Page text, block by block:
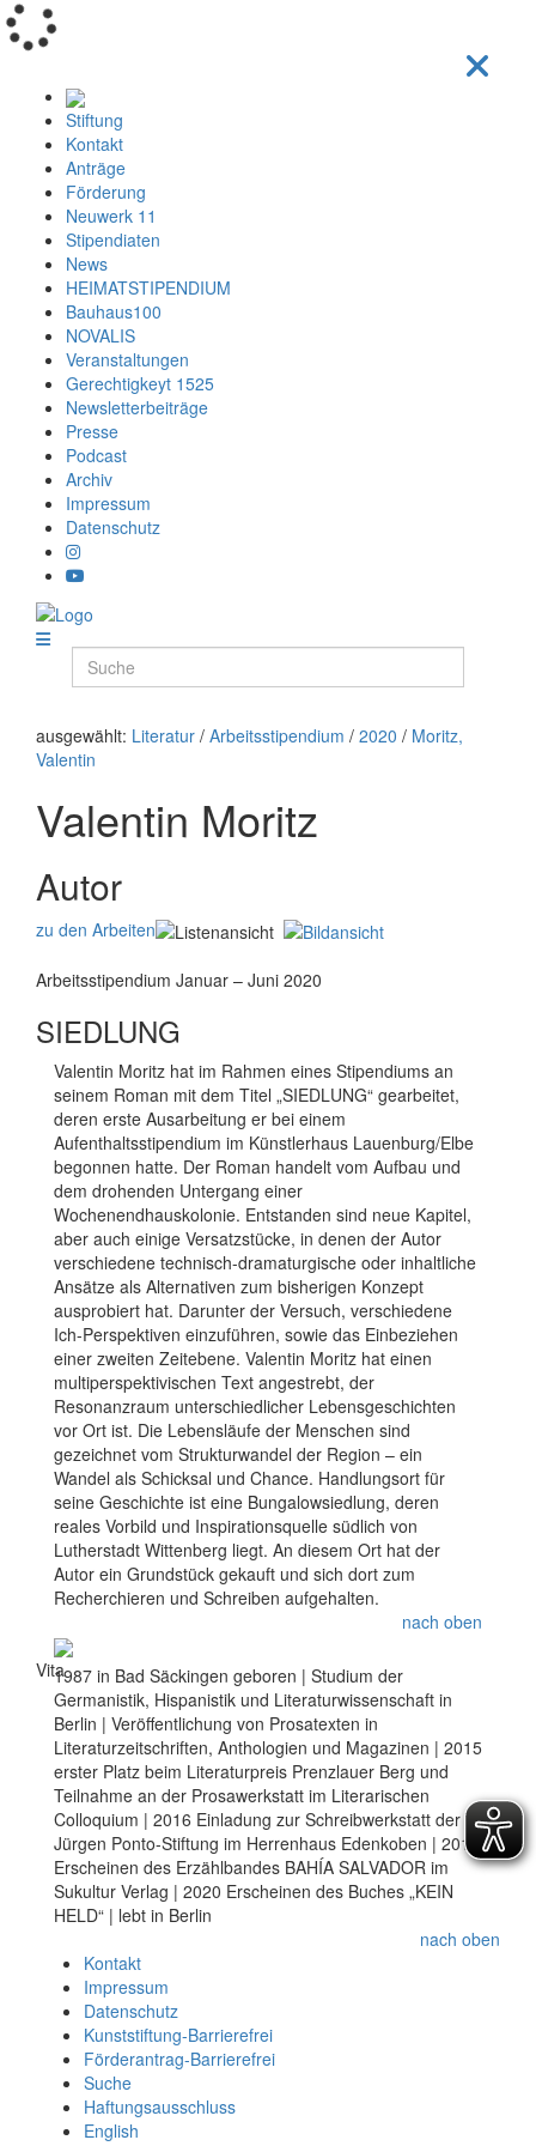
Stiftung
Kontakt
Anträge
Förderung
Neuwerk 11
Stipendiaten
News
HEIMATSTIPENDIUM
Bauhaus100
NOVALIS
Veranstaltungen
Gerechtigkeyt 1525
Newsletterbeiträge
Presse
Podcast
Archiv
Impressum
Datenschutz
ausgewählt: Literatur / Arbeitsstipendium / 2020 / Moritz,
Valentin
Valentin Moritz
Autor
zu den Arbeiten
Arbeitsstipendium Januar – Juni 2020
SIEDLUNG
Valentin Moritz hat im Rahmen eines Stipendiums an
seinem Roman mit dem Titel „SIEDLUNG“ gearbeitet,
deren erste Ausarbeitung er bei einem
Aufenthaltsstipendium im Künstlerhaus Lauenburg/Elbe
begonnen hatte. Der Roman handelt vom Aufbau und
dem drohenden Untergang einer
Wochenendhauskolonie. Entstanden sind neue Kapitel,
aber auch einige Versatzstücke, in denen der Autor
verschiedene technisch-dramaturgische oder inhaltliche
Ansätze als Alternativen zum bisherigen Konzept
ausprobiert hat. Darunter der Versuch, verschiedene
Ich-Perspektiven einzuführen, sowie das Einbeziehen
einer zweiten Zeitebene. Valentin Moritz hat einen
multiperspektivischen Text angestrebt, der
Resonanzraum unterschiedlicher Lebensgeschichten
vor Ort ist. Die Lebensläufe der Menschen sind
gezeichnet vom Strukturwandel der Region – ein
Wandel als Schicksal und Chance. Handlungsort für
seine Geschichte ist eine Bungalowsiedlung, deren
reales Vorbild und Inspirationsquelle südlich von
Lutherstadt Wittenberg liegt. An diesem Ort hat der
Autor ein Grundstück gekauft und sich dort zum
Recherchieren und Schreiben aufgehalten.
nach oben
Vita1987 in Bad Säckingen geboren | Studium der
Germanistik, Hispanistik und Literaturwissenschaft in
Berlin | Veröffentlichung von Prosatexten in
Literaturzeitschriften, Anthologien und Magazinen | 2015
erster Platz beim Literaturpreis Prenzlauer Berg und
Teilnahme an der Prosawerkstatt im Literarischen
Colloquium | 2016 Einladung zur Schreibwerkstatt der
Jürgen Ponto-Stiftung im Herrenhaus Edenkoben | 2018
Erscheinen des Erzählbandes BAHÍA SALVADOR im
Sukultur Verlag | 2020 Erscheinen des Buches „KEIN
HELD“ | lebt in Berlin
nach oben
Kontakt
Impressum
Datenschutz
Kunststiftung-Barrierefrei
Förderantrag-Barrierefrei
Suche
Haftungsausschluss
English